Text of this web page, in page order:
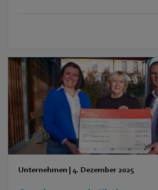
Unternehmen | 4. Dezember 2025